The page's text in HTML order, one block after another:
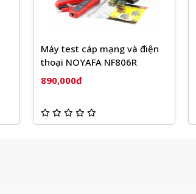
Máy test cáp mạng và điện
thoại NOYAFA NF806R
890,000đ